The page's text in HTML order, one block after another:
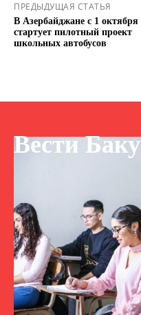
ПРЕДЫДУЩАЯ СТАТЬЯ
В Азербайджане с 1 октября
стартует пилотный проект
школьных автобусов
Вести Баку